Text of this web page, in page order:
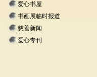
爱心书屋
书画展临时报道
慈善新闻
爱心专刊